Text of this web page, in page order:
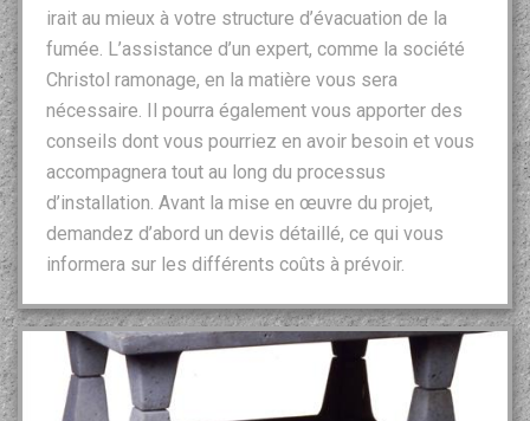
irait au mieux à votre structure d’évacuation de la
fumée. L’assistance d’un expert, comme la société
Christol ramonage, en la matière vous sera
nécessaire. Il pourra également vous apporter des
conseils dont vous pourriez en avoir besoin et vous
accompagnera tout au long du processus
d’installation. Avant la mise en œuvre du projet,
demandez d’abord un devis détaillé, ce qui vous
informera sur les différents coûts à prévoir.